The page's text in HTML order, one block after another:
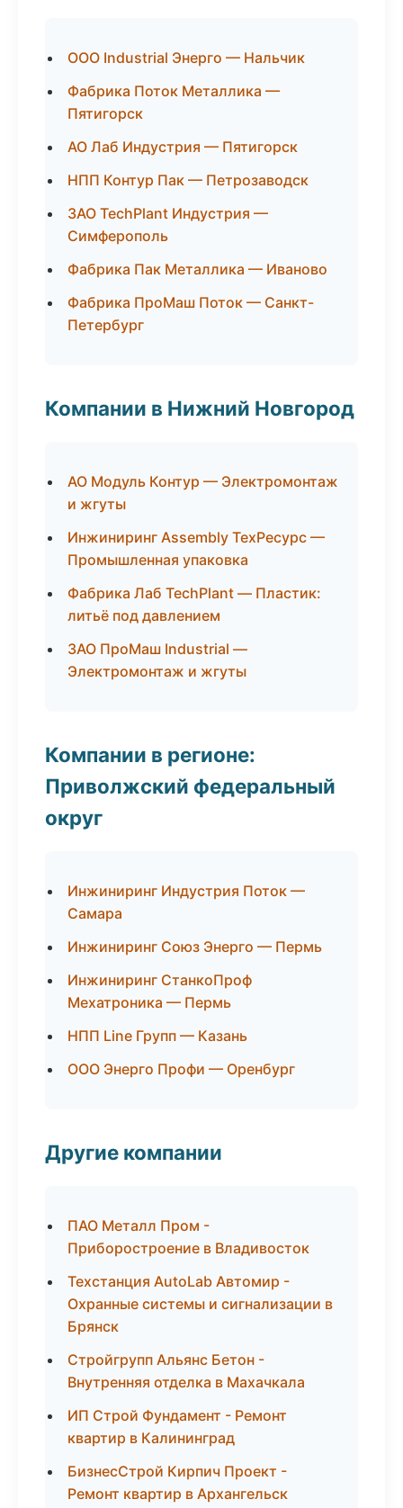
ООО Industrial Энерго — Нальчик
Фабрика Поток Металлика —
Пятигорск
АО Лаб Индустрия — Пятигорск
НПП Контур Пак — Петрозаводск
ЗАО TechPlant Индустрия —
Симферополь
Фабрика Пак Металлика — Иваново
Фабрика ПроМаш Поток — Санкт-
Петербург
Компании в Нижний Новгород
АО Модуль Контур — Электромонтаж
и жгуты
Инжиниринг Assembly ТехРесурс —
Промышленная упаковка
Фабрика Лаб TechPlant — Пластик:
литьё под давлением
ЗАО ПроМаш Industrial —
Электромонтаж и жгуты
Компании в регионе:
Приволжский федеральный
округ
Инжиниринг Индустрия Поток —
Самара
Инжиниринг Союз Энерго — Пермь
Инжиниринг СтанкоПроф
Мехатроника — Пермь
НПП Line Групп — Казань
ООО Энерго Профи — Оренбург
Другие компании
ПАО Металл Пром -
Приборостроение в Владивосток
Техстанция AutoLab Автомир -
Охранные системы и сигнализации в
Брянск
Стройгрупп Альянс Бетон -
Внутренняя отделка в Махачкала
ИП Строй Фундамент - Ремонт
квартир в Калининград
БизнесСтрой Кирпич Проект -
Ремонт квартир в Архангельск